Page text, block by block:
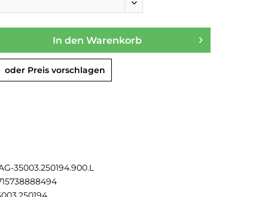
In den Warenkorb
oder Preis vorschlagen
35003.250194.900.L